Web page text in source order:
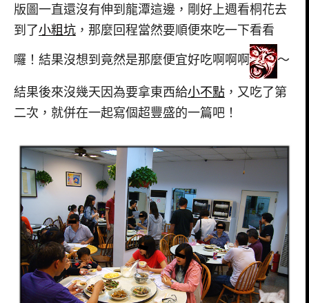
版圖一直還沒有伸到龍潭這邊，剛好上週看桐花去
到了小粗坑 ，那麼回程當然要順便來吃一下看看
囉！結果沒想到竟然是那麼便宜好吃啊啊啊 ～
結果後來沒幾天因為要拿東西給小不點 ，又吃了第
二次，就併在一起寫個超豐盛的一篇吧！